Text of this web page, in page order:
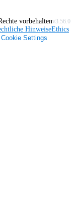
vorbehaltenv3.56.0
HinweiseEthics
Cookie Settings